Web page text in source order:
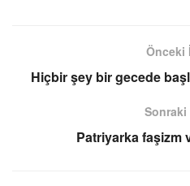
Önceki
Hiçbir şey bir gecede
Sonraki
Patriyarka faşizm